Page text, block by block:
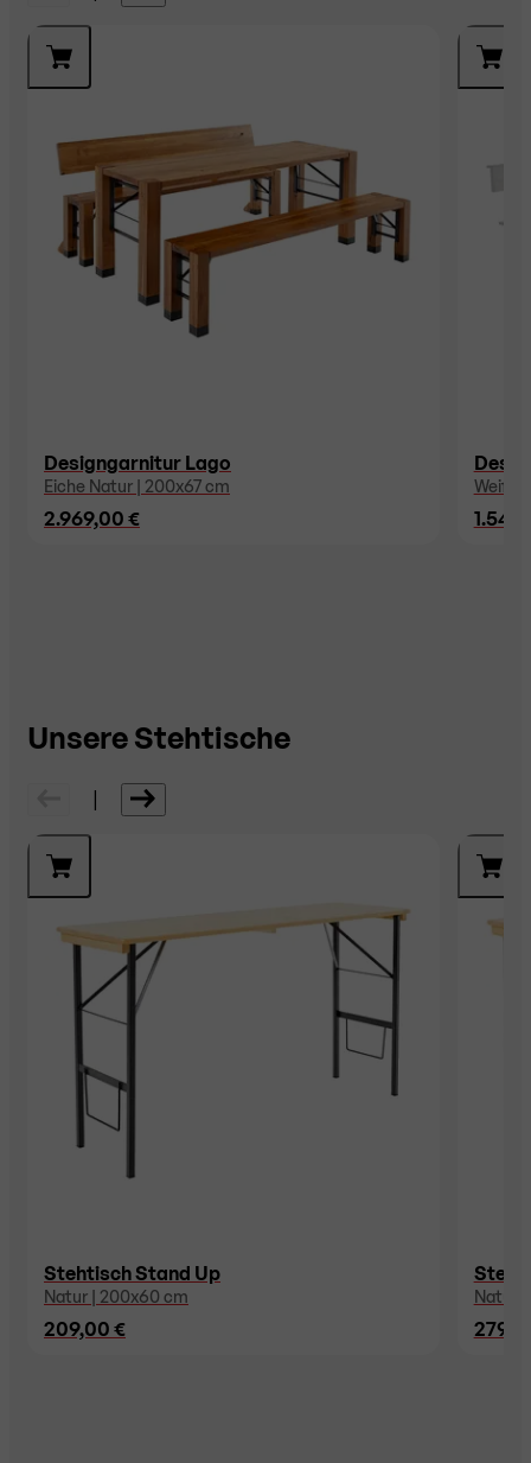
Designgarnitur Lago
Eiche Natur | 200x67 cm
2.969,00 €
Weiß |
Unsere Stehtische
|
Stehtisch Stand Up
Natur | 200x60 cm
209,00 €
Natur